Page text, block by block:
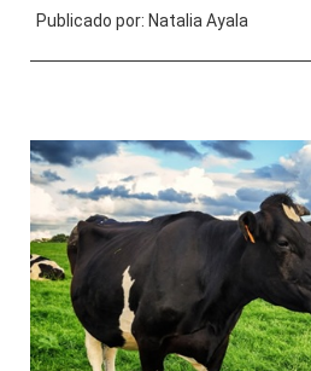
Publicado por: Natalia Ayala